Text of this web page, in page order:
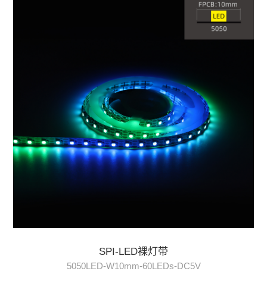
SPI-LED裸灯带
5050LED-W10mm-60LEDs-DC5V